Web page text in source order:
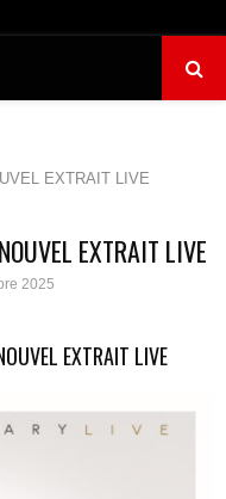
EXTRAIT LIVE
EXTRAIT LIVE
2025
EXTRAIT LIVE